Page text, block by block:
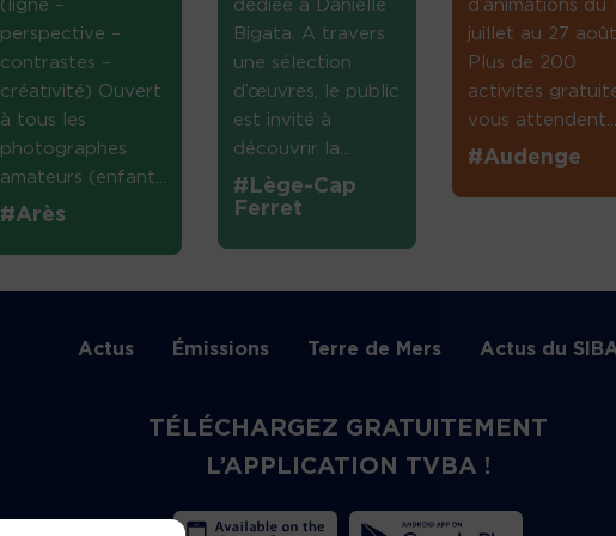
(ligne –
perspective –
contrastes –
créativité) Ouvert
à tous les
photographes
amateurs (enfant...
#Arès
dédiée à Danielle
Bigata. A travers
une sélection
d’œuvres, le public
est invité à
découvrir la...
#Lège-Cap
Ferret
d’animations du 1
juillet au 27
Plus de 200
activités
vous
#Audenge
Actus Émissions Terre de Mers Actus du
TÉLÉCHARGEZ GRATUITEMENT
L’APPLICATION TVBA !